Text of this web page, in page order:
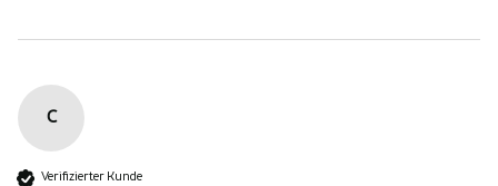
C
Verifizierter Kunde